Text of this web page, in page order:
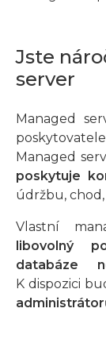
Jste
server
Managed
Managed
poskytuje
údržbu,
Vlastní
libovolný
databáze
K dispozici